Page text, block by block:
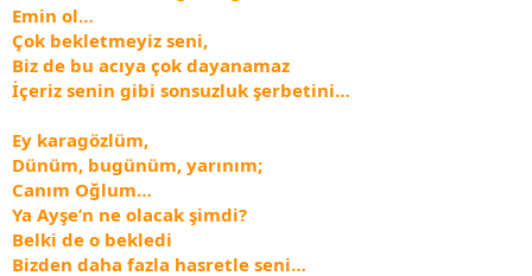
Emin ol…
Çok bekletmeyiz seni,
Biz de bu acıya çok dayanamaz
İçeriz senin gibi sonsuzluk şerbetini…
Ey karagözlüm,
Dünüm, bugünüm, yarınım;
Canım Oğlum…
Ya Ayşe’n ne olacak şimdi?
Belki de o bekledi
Bizden daha fazla hasretle seni…